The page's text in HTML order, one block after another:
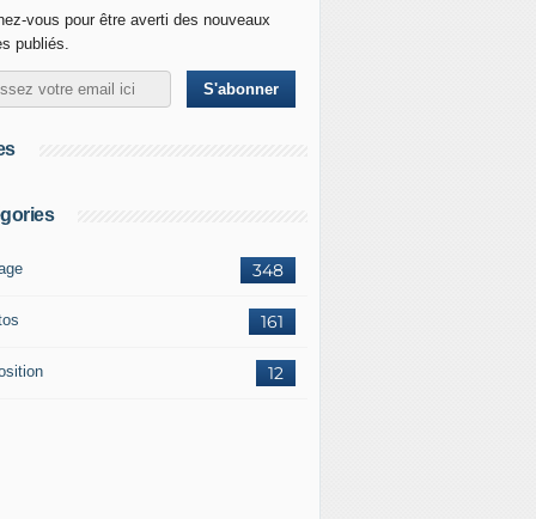
vous pour être averti des nouveaux
publiés.
348
161
12